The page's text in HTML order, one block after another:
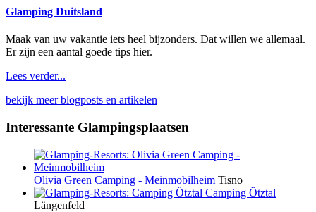
Glamping Duitsland
Maak van uw vakantie iets heel bijzonders. Dat willen we allemaal.
Er zijn een aantal goede tips hier.
Lees verder...
bekijk meer blogposts en artikelen
Interessante Glampingsplaatsen
Olivia Green Camping - Meinmobilheim Tisno
Camping Ötztal
Längenfeld